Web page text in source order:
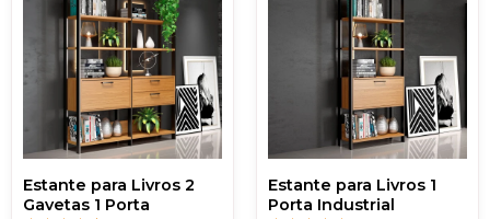
Estante para Livros 2
Gavetas 1 Porta
Estante para Livros 1
Porta Industrial